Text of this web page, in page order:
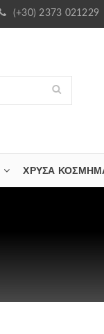
(+30) 2373 021229
ΧΡΥΣΆ